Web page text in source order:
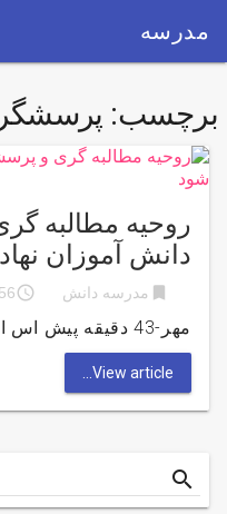
مدرسه
برچسب:
روحیه مطالبه
دانش آموزان
bookmark مدرسه دانش access_time
56 years ago
مهر-43 دقیقه پیش اس ام اس جدید ترانه
View article...
Search
for
search